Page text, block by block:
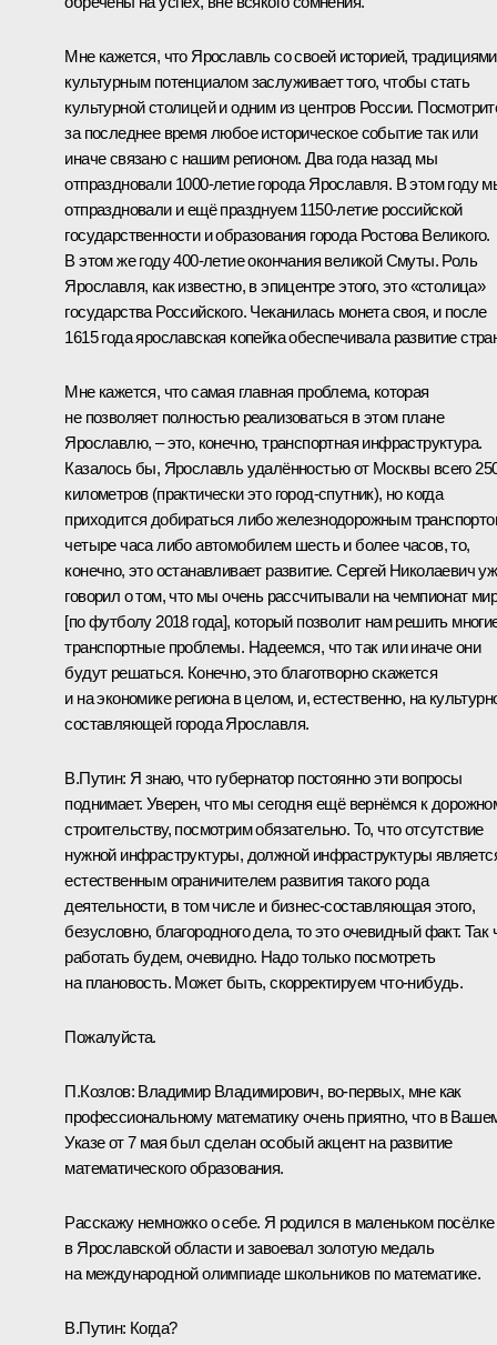
Мне кажется, что Ярославль со своей историей,
культурным потенциалом заслуживает того, чтобы стать
культурной столицей и одним из центров России.
за последнее время любое историческое событие так или
иначе связано с нашим регионом. Два года назад мы
отпраздновали 1000-летие города Ярославля. В этом году
отпраздновали и ещё празднуем 1150-летие российской
государственности и образования города Ростова Великого.
В этом же году 400-летие окончания великой Смуты. Роль
Ярославля, как известно, в эпицентре этого, это «столица»
государства Российского. Чеканилась монета своя, и после
1615 года ярославская копейка обеспечивала развитие
Мне кажется, что самая главная проблема, которая
не позволяет полностью реализоваться в этом плане
Ярославлю, – это, конечно, транспортная инфраструктура.
Казалось бы, Ярославль удалённостью от Москвы всего
километров (практически это город-спутник), но когда
приходится добираться либо железнодорожным
четыре часа либо автомобилем шесть и более часов, то,
конечно, это останавливает развитие. Сергей Николаевич
говорил о том, что мы очень рассчитывали на чемпионат
[по футболу 2018 года], который позволит нам решить
транспортные проблемы. Надеемся, что так или иначе они
будут решаться. Конечно, это благотворно скажется
и на экономике региона в целом, и, естественно, на
составляющей города Ярославля.
В.Путин: Я знаю, что губернатор постоянно эти вопросы
поднимает. Уверен, что мы сегодня ещё вернёмся к
строительству, посмотрим обязательно. То, что отсутствие
нужной инфраструктуры, должной инфраструктуры
естественным ограничителем развития такого рода
деятельности, в том числе и бизнес-составляющая этого,
безусловно, благородного дела, то это очевидный факт. Так
работать будем, очевидно. Надо только посмотреть
на плановость. Может быть, скорректируем что‑нибудь.
Пожалуйста.
П.Козлов: Владимир Владимирович, во‑первых, мне как
профессиональному математику очень приятно, что в
Указе от 7 мая был сделан особый акцент на развитие
математического образования.
Расскажу немножко о себе. Я родился в маленьком посёлке
в Ярославской области и завоевал золотую медаль
на международной олимпиаде школьников по математике.
В.Путин: Когда?